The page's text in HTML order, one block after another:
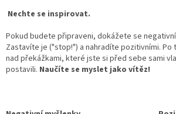
Nechte se inspirovat.
Pokud budete připraveni, dokážete se
Zastavíte je ("stop!") a nahradíte pozitivními.
nad překážkami, které jste si před sebe sami
postavili. Naučíte se myslet jako vítěz!